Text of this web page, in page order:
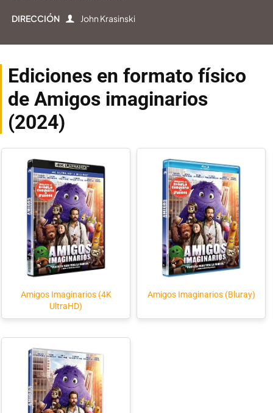
DIRECCIÓN John Krasinski
Ediciones en formato físico
de Amigos imaginarios
(2024)
Amigos Imaginarios (4K
UltraHD)
Amigos Imaginarios (Bluray)